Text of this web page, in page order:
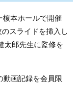
榎本ホールで開催
スライドを挿入し
太郎先生に監修を
動画記録を会員限